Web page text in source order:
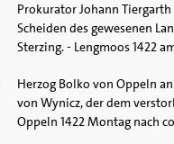
Prokurator Johann
Scheiden des gewesenen
Sterzing. - Lengmoos 1422
Herzog Bolko von Oppeln
von Wynicz, der dem
Oppeln 1422 Montag nach